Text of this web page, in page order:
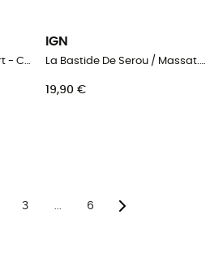
Saint-Jean-Pied-De-Port - Carte topographique
IGN
La Bastide De Serou / Massat.Pic Des Trois Seigneurs.Pnr Des Pyrénées-Ariégeoises - Carte topographique
19,90 €
3 6